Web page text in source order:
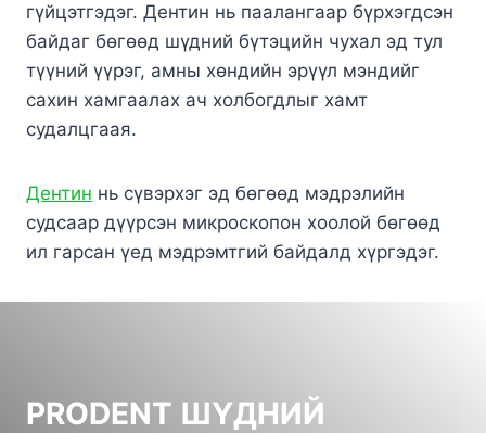
гүйцэтгэдэг. Дентин нь паалангаар бүрхэгдсэн
байдаг бөгөөд шүдний бүтэцийн чухал эд тул
түүний үүрэг, амны хөндийн эрүүл мэндийг
сахин хамгаалах ач холбогдлыг хамт
судалцгаая.
Дентин нь сүвэрхэг эд бөгөөд мэдрэлийн
судсаар дүүрсэн микроскопон хоолой бөгөөд
ил гарсан үед мэдрэмтгий байдалд хүргэдэг.
PRODENT ШҮДНИЙ